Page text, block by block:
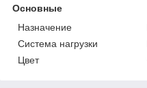
Основные
Назначение
Система нагрузки
Цвет